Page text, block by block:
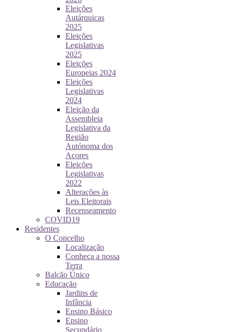
Eleições
Autárquicas
2025
Eleições
Legislativas
2025
Eleições
Europeias 2024
Eleições
Legislativas
2024
Eleição da
Assembleia
Legislativa da
Região
Autónoma dos
Açores
Eleições
Legislativas
2022
Alterações às
Leis Eleitorais
Recenseamento
COVID19
Residentes
O Concelho
Localização
Conheça a nossa
Terra
Balcão Único
Educação
Jardins de
Infância
Ensino Básico
Ensino
Secundário